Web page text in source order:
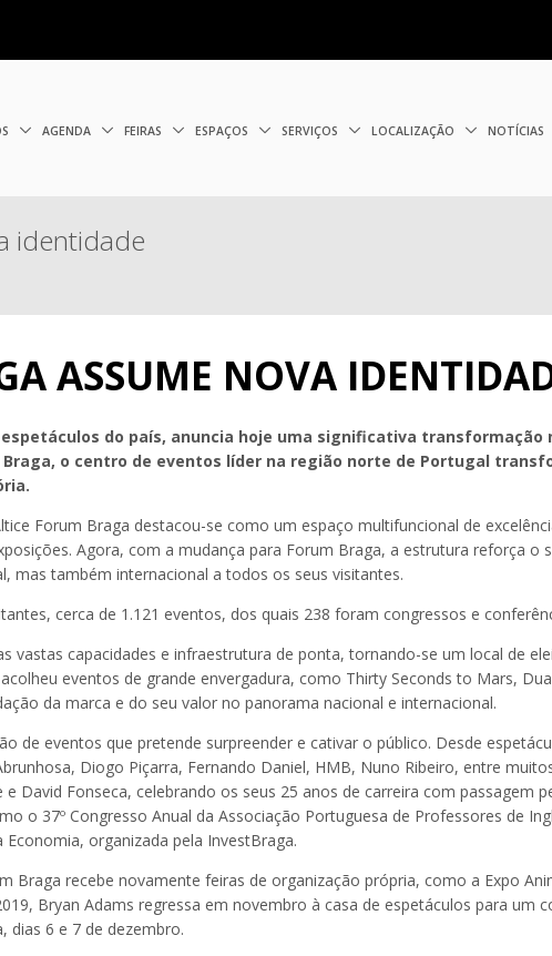
AGENDA FEIRAS ESPAÇOS SERVIÇOS LOCALIZAÇÃO NOTÍCIAS
identidade
ASSUME NOVA
do país, anuncia hoje uma significativa
o centro de eventos líder na região norte de Portugal
Forum Braga destacou-se como um espaço multifuncional de
Agora, com a mudança para Forum Braga, a estrutura reforça o
mas também internacional a todos os seus visitantes.
cerca de 1.121 eventos, dos quais 238 foram congressos e
vastas capacidades e infraestrutura de ponta, tornando-se um local de
eventos de grande envergadura, como Thirty Seconds to Mars,
da marca e do seu valor no panorama nacional e internacional.
de eventos que pretende surpreender e cativar o público. Desde
Diogo Piçarra, Fernando Daniel, HMB, Nuno Ribeiro, entre
David Fonseca, celebrando os seus 25 anos de carreira com passagem
o 37º Congresso Anual da Associação Portuguesa de Professores de
organizada pela InvestBraga.
recebe novamente feiras de organização própria, como a Expo
Bryan Adams regressa em novembro à casa de espetáculos para um
dias 6 e 7 de dezembro.